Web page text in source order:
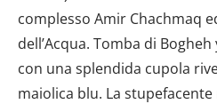
complesso Amir Chachmaq
dell’Acqua. Tomba di
con una splendida cupola
maiolica blu. La stupefacente